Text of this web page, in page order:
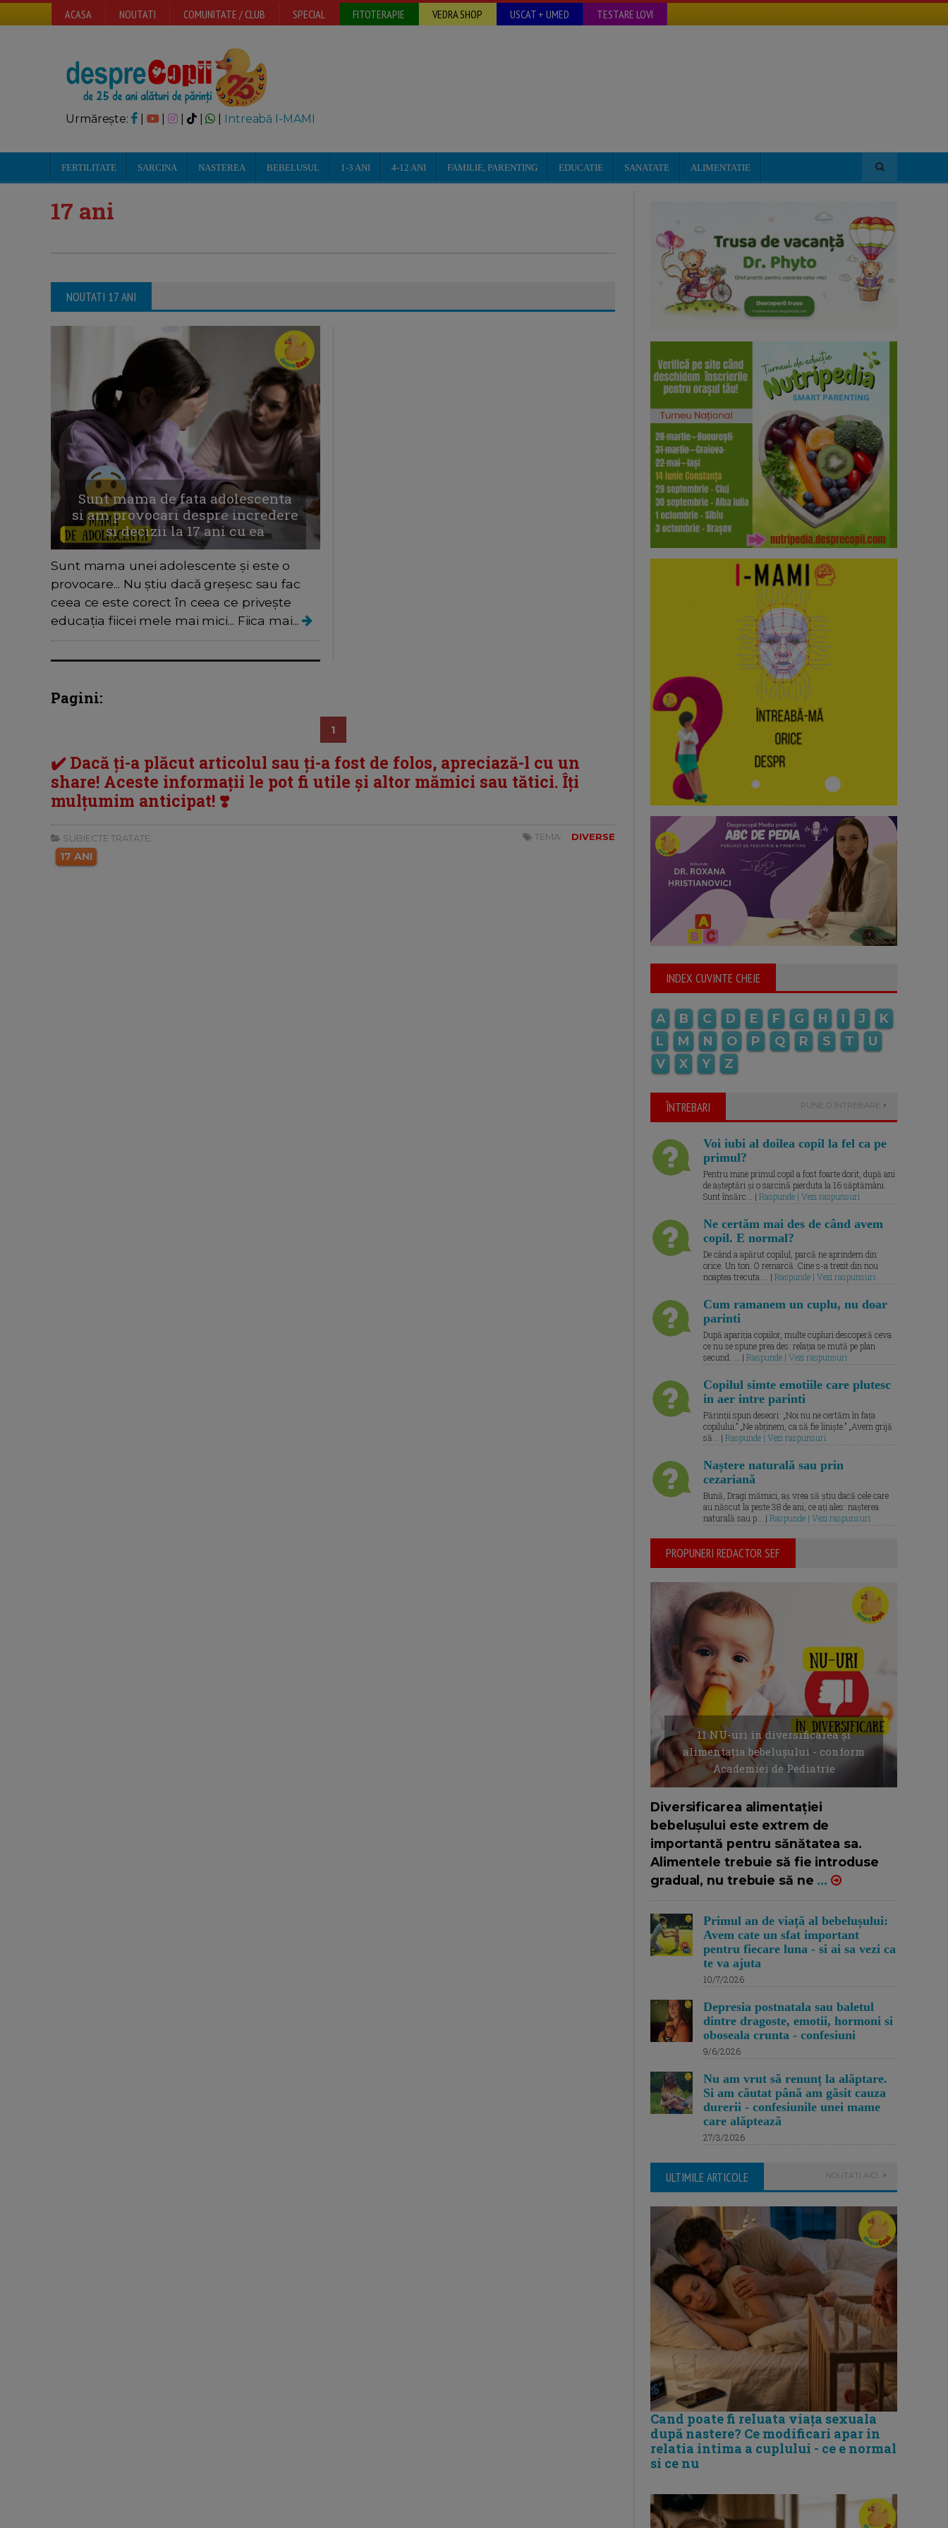
ACASA NOUTATI COMUNITATE / CLUB SPECIAL FITOTERAPIE VEDRA SHOP USCAT + UMED TESTARE LOVI
Urmărește: | | Intreabă I-MAMI
FERTILITATE SARCINA NASTEREA BEBELUSUL 1-3 ANI 4-12 ANI FAMILIE, PARENTING EDUCATIE SANATATE ALIMENTATIE
17 ani
NOUTATI 17 ANI
Sunt mama de fata adolescenta
si am provocari despre incredere
si decizii la 17 ani cu ea
Sunt mama unei adolescente și este o
provocare... Nu știu dacă greșesc sau fac
ceea ce este corect în ceea ce privește
educația fiicei mele mai mici... Fiica mai...
Pagini:
1
✔️ Dacă ți-a plăcut articolul sau ți-a fost de folos, apreciază-l cu un
share! Aceste informații le pot fi utile și altor mămici sau tătici. Îți
mulțumim anticipat! ❣️
SUBIECTE TRATATE:
17 ANI
TEMA: DIVERSE
INDEX CUVINTE CHEIE
A B C D E F G H I J
K
L
M N O P Q R S T
U
V
X Y Z
ÎNTREBARI PUNE O ÎNTREBARE
Voi iubi al doilea copil la fel ca pe
primul?
Pentru mine primul copil a fost foarte dorit, după ani
de așteptări și o sarcină pierduta la 16 săptămâni.
Sunt însărc... | Raspunde | Vezi raspunsuri
Ne certăm mai des de când avem
copil. E normal?
De când a apărut copilul, parcă ne aprindem din
orice. Un ton. O remarcă. Cine s-a trezit din nou
noaptea trecuta.... | Raspunde | Vezi raspunsuri
Cum ramanem un cuplu, nu doar
parinti
După apariția copiilor, multe cupluri descoperă ceva
ce nu se spune prea des: relația se mută pe plan
secund. ... | Raspunde | Vezi raspunsuri
Copilul simte emotiile care plutesc
in aer intre parinti
Părinții spun deseori: „Noi nu ne certăm în fața
copilului.” „Ne abținem, ca să fie liniște.” „Avem grijă
să... | Raspunde | Vezi raspunsuri
Naștere naturală sau prin
cezariană
Bună, Dragi mămici, aș vrea să știu dacă cele care
au născut la peste 38 de ani, ce ați ales: nașterea
naturală sau p... | Raspunde | Vezi raspunsuri
PROPUNERI REDACTOR SEF
11 NU-uri in diversificarea și
alimentația bebelușului - conform
Academiei de Pediatrie
Diversificarea alimentației
bebelușului este extrem de
importantă pentru sănătatea sa.
Alimentele trebuie să fie introduse
gradual, nu trebuie să ne ...
Primul an de viață al bebelușului:
Avem cate un sfat important
pentru fiecare luna - si ai sa vezi ca
te va ajuta
10/7/2026
Depresia postnatala sau baletul
dintre dragoste, emotii, hormoni si
oboseala crunta - confesiuni
9/6/2026
Nu am vrut să renunț la alăptare.
Si am căutat până am găsit cauza
durerii - confesiunile unei mame
care alăptează
27/3/2026
ULTIMILE ARTICOLE NOUTATI AICI
Cand poate fi reluata viața sexuala
după nastere? Ce modificari apar in
relatia intima a cuplului - ce e normal
si ce nu